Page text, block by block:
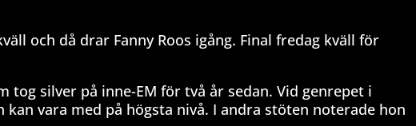
och då drar Fanny Roos igång. Final fredag kväll för
tog silver på inne-EM för två år sedan. Vid genrepet i
vara med på högsta nivå. I andra stöten noterade hon